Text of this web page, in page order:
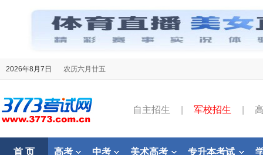
2026年8月7日 农历六月廿五
自主招生 军校招生
首 页 高考 中考 美术高考 专升本考试